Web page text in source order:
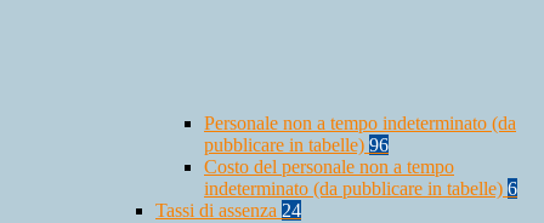
Personale non a tempo indeterminato (da
pubblicare in tabelle) 96
Costo del personale non a tempo
indeterminato (da pubblicare in tabelle) 6
Tassi di assenza 24